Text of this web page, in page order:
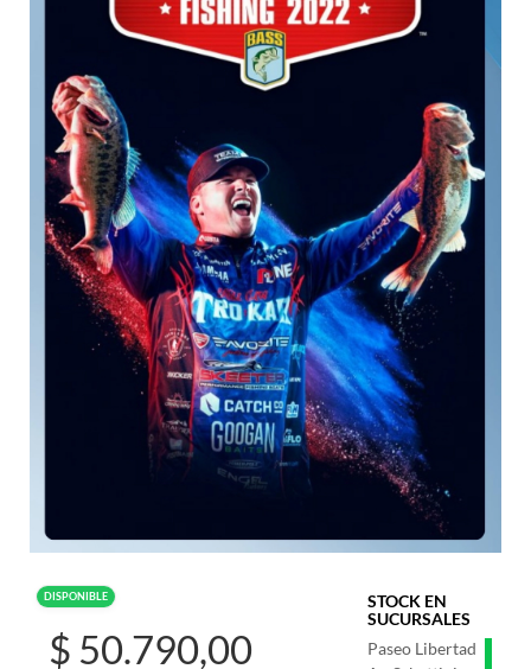
DISPONIBLE
STOCK EN
SUCURSALES
Paseo Libertad
$ 50.790,00